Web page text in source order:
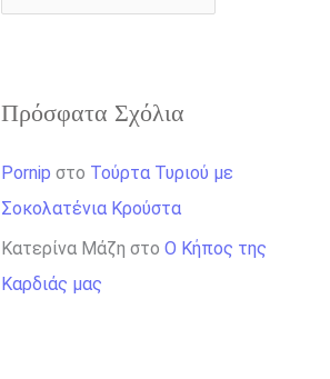
Πρόσφατα Σχόλια
Pornip στο Τούρτα Τυριού με
Σοκολατένια Κρούστα
Κατερίνα Μάζη στο Ο Κήπος της
Καρδιάς μας